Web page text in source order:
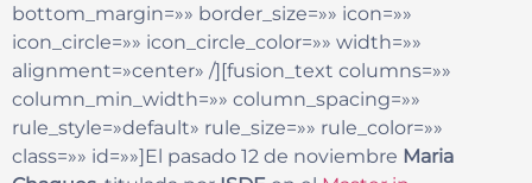
bottom_margin=»» border_size=»» icon=»»
icon_circle=»» icon_circle_color=»» width=»»
alignment=»center» /][fusion_text columns=»»
column_min_width=»» column_spacing=»»
rule_style=»default» rule_size=»» rule_color=»»
class=»» id=»»]El pasado 12 de noviembre Maria